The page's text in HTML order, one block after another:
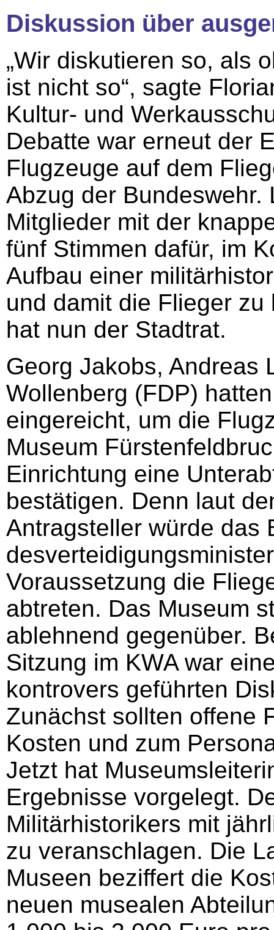
Diskussion über
„Wir diskutieren so, als
ist nicht so“, sagte
Kultur- und
Debatte war erneut der
Flugzeuge auf dem
Abzug der Bundeswehr.
Mitglieder mit der
fünf Stimmen dafür, im
Aufbau einer
und damit die Flieger
hat nun der Stadtrat.
Georg Jakobs, Andreas
Wollenberg (FDP)
eingereicht, um die
Museum
Einrichtung eine
bestätigen. Denn laut
Antragsteller würde das
Voraussetzung die
abtreten. Das Museum
ablehnend gegenüber.
Sitzung im KWA war
kontrovers geführten
Zunächst sollten offene
Kosten und zum
Jetzt hat
Ergebnisse vorgelegt.
Militärhistorikers mit
zu veranschlagen. Die
Museen beziffert die
neuen musealen